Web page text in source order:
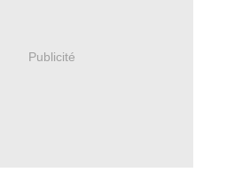
Publicité